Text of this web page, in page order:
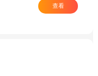
查看